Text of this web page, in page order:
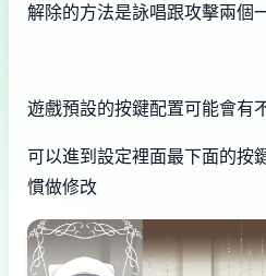
解除的方法是詠唱跟攻擊兩個
遊戲預設的按鍵配置可能會有
可以進到設定裡面最下面的按
慣做修改